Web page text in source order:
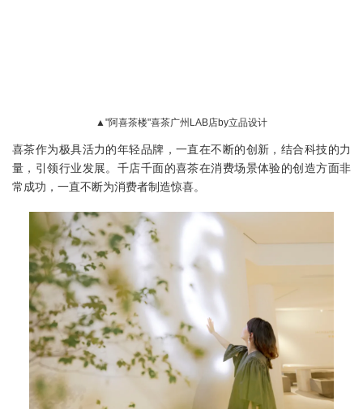
▲"阿喜茶楼"喜茶广州LAB店by立品设计
喜茶作为极具活力的年轻品牌，一直在不断的创新，结合科技的力
量，引领行业发展。千店千面的喜茶在消费场景体验的创造方面非
常成功，一直不断为消费者制造惊喜。